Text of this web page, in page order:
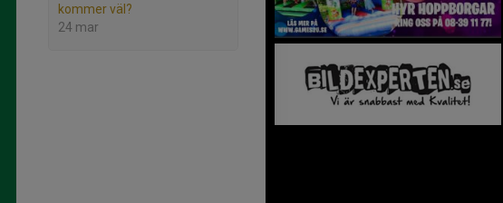
kommer väl?
24 mar